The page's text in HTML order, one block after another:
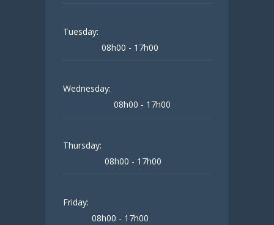
Tuesday:
08h00 - 17h00
Wednesday:
08h00 - 17h00
Thursday:
08h00 - 17h00
Friday:
08h00 - 17h00